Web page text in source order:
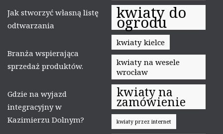
Jak stworzyć własną listę
odtwarzania
Branża wspierająca
sprzedaż produktów.
Gdzie na wyjazd
integracyjny w
Kazimierzu Dolnym?
kwiaty do
ogrodu
kwiaty kielce
kwiaty na wesele
wrocław
kwiaty na
zamówienie
kwiaty przez internet